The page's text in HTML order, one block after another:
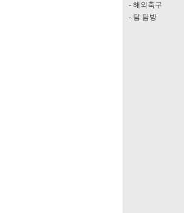
- 해외축구
- 팀 탐방